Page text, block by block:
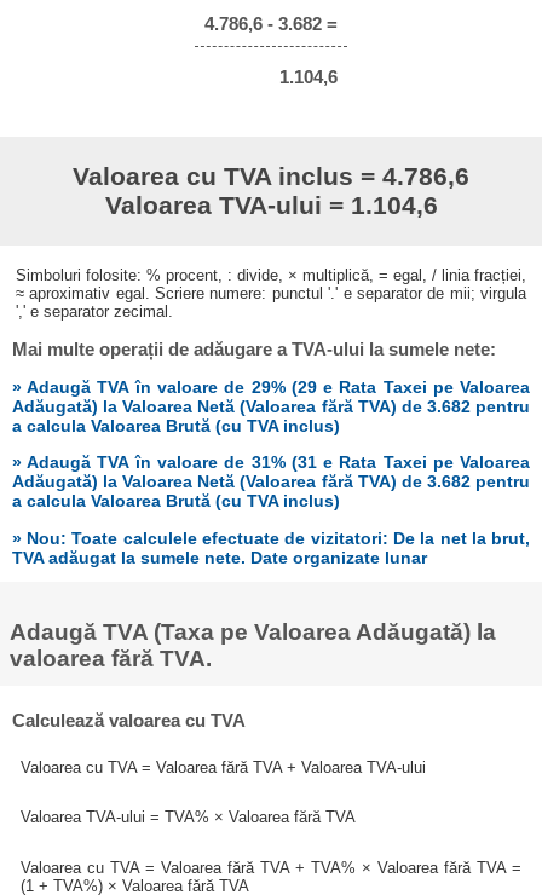
4.786,6 - 3.682 =
1.104,6
Valoarea cu TVA inclus = 4.786,6
Valoarea TVA-ului = 1.104,6
Simboluri folosite: % procent, : divide, × multiplică, = egal, / linia fracției,
≈ aproximativ egal. Scriere numere: punctul '.' e separator de mii; virgula
',' e separator zecimal.
Mai multe operații de adăugare a TVA-ului la sumele nete:
» Adaugă TVA în valoare de 29% (29 e Rata Taxei pe Valoarea
Adăugată) la Valoarea Netă (Valoarea fără TVA) de 3.682 pentru
a calcula Valoarea Brută (cu TVA inclus)
» Adaugă TVA în valoare de 31% (31 e Rata Taxei pe Valoarea
Adăugată) la Valoarea Netă (Valoarea fără TVA) de 3.682 pentru
a calcula Valoarea Brută (cu TVA inclus)
» Nou: Toate calculele efectuate de vizitatori: De la net la brut,
TVA adăugat la sumele nete. Date organizate lunar
Adaugă TVA (Taxa pe Valoarea Adăugată) la
valoarea fără TVA.
Calculează valoarea cu TVA
Valoarea cu TVA = Valoarea fără TVA + Valoarea TVA-ului
Valoarea TVA-ului = TVA% × Valoarea fără TVA
Valoarea cu TVA = Valoarea fără TVA + TVA% × Valoarea fără TVA =
(1 + TVA%) × Valoarea fără TVA